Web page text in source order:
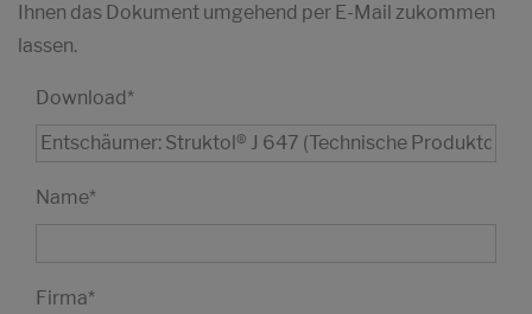
Ihnen das Dokument umgehend per E-Mail zukommen
lassen.
Download*
Name*
Firma*